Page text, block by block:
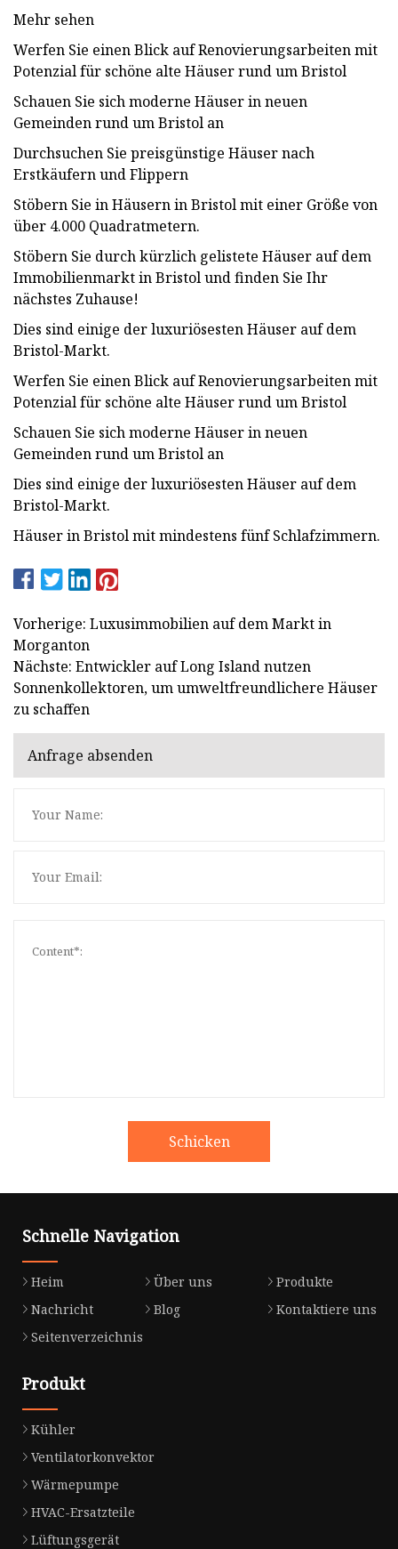
Mehr sehen
Werfen Sie einen Blick auf Renovierungsarbeiten mit
Potenzial für schöne alte Häuser rund um Bristol
Schauen Sie sich moderne Häuser in neuen
Gemeinden rund um Bristol an
Durchsuchen Sie preisgünstige Häuser nach
Erstkäufern und Flippern
Stöbern Sie in Häusern in Bristol mit einer Größe von
über 4.000 Quadratmetern.
Stöbern Sie durch kürzlich gelistete Häuser auf dem
Immobilienmarkt in Bristol und finden Sie Ihr
nächstes Zuhause!
Dies sind einige der luxuriösesten Häuser auf dem
Bristol-Markt.
Werfen Sie einen Blick auf Renovierungsarbeiten mit
Potenzial für schöne alte Häuser rund um Bristol
Schauen Sie sich moderne Häuser in neuen
Gemeinden rund um Bristol an
Dies sind einige der luxuriösesten Häuser auf dem
Bristol-Markt.
Häuser in Bristol mit mindestens fünf Schlafzimmern.
Vorherige: Luxusimmobilien auf dem Markt in
Morganton
Nächste: Entwickler auf Long Island nutzen
Sonnenkollektoren, um umweltfreundlichere Häuser
zu schaffen
Anfrage absenden
Schicken
Schnelle Navigation
Heim Über uns
Produkte
Nachricht
Blog
Kontaktiere uns
Seitenverzeichnis
Produkt
Kühler
Ventilatorkonvektor
Wärmepumpe
HVAC-Ersatzteile
Lüftungsgerät